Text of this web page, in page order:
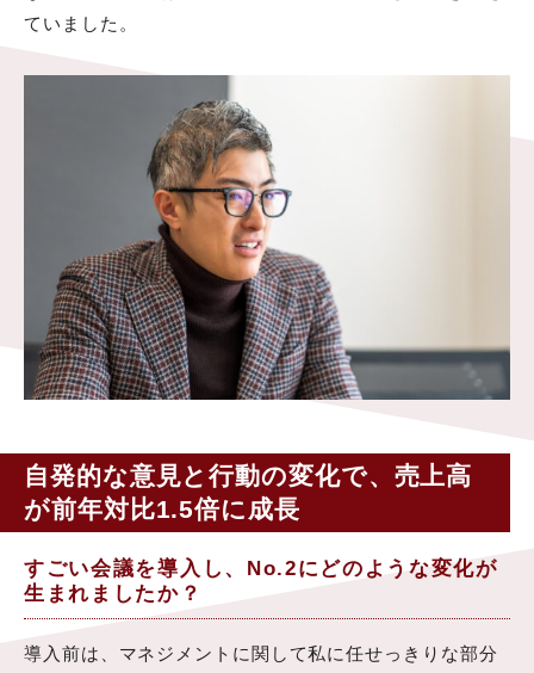
ていました。
自発的な意見と行動の変化で、売上高
が前年対比1.5倍に成長
すごい会議を導入し、No.2にどのような変化が
生まれましたか？
導入前は、マネジメントに関して私に任せっきりな部分